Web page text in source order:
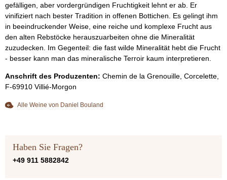
gefälligen, aber vordergründigen Fruchtigkeit lehnt er ab. Er
vinifiziert nach bester Tradition in offenen Bottichen. Es gelingt ihm
in beeindruckender Weise, eine reiche und komplexe Frucht aus
den alten Rebstöcke herauszuarbeiten ohne die Mineralität
zuzudecken. Im Gegenteil: die fast wilde Mineralität hebt die Frucht
- besser kann man das mineralische Terroir kaum interpretieren.
Anschrift des Produzenten: Chemin de la Grenouille, Corcelette,
F-69910 Villié-Morgon
Alle Weine von Daniel Bouland
Haben Sie Fragen?
+49 911 5882842